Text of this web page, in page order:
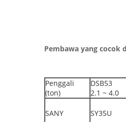
Pembawa yang cocok
Penggali
(ton)
DSB53
2.1 ~ 4.0
SANY SY35U